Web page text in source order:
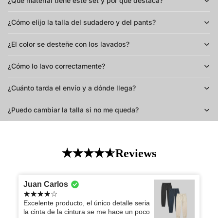
¿Cómo elijo la talla del sudadero y del pants?
¿El color se desteñe con los lavados?
¿Cómo lo lavo correctamente?
¿Cuánto tarda el envío y a dónde llega?
¿Puedo cambiar la talla si no me queda?
Reviews
Juan Carlos
Excelente producto, el único detalle seria
la cinta de la cintura se me hace un poco